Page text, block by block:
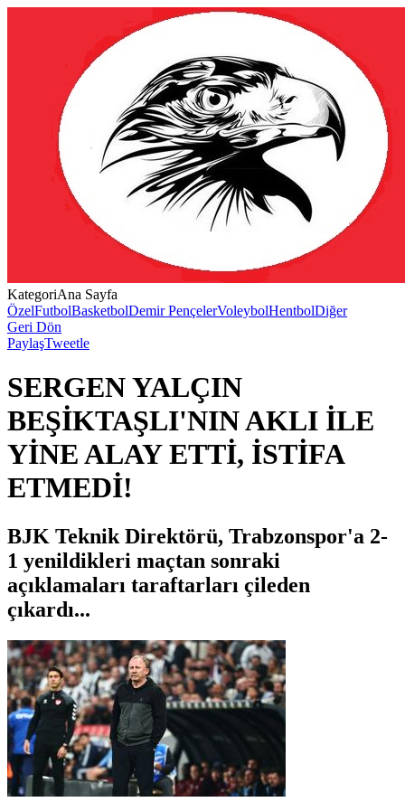
KategoriAna Sayfa
ÖzelFutbolBasketbolDemir PençelerVoleybolHentbolDiğer
Geri Dön
PaylaşTweetle
SERGEN YALÇIN
BEŞİKTAŞLI'NIN AKLI İLE
YİNE ALAY ETTİ, İSTİFA
ETMEDİ!
BJK Teknik Direktörü, Trabzonspor'a 2-
1 yenildikleri maçtan sonraki
açıklamaları taraftarları çileden
çıkardı...